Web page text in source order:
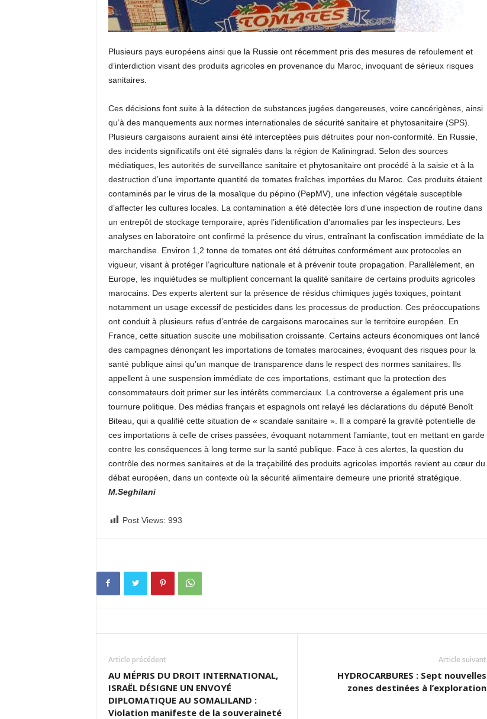
Plusieurs pays européens ainsi que la Russie ont récemment pris des mesures de refoulement et
d’interdiction visant des produits agricoles en provenance du Maroc, invoquant de sérieux risques
sanitaires.
Ces décisions font suite à la détection de substances jugées dangereuses, voire cancérigènes, ainsi
qu’à des manquements aux normes internationales de sécurité sanitaire et phytosanitaire (SPS).
Plusieurs cargaisons auraient ainsi été interceptées puis détruites pour non-conformité. En Russie,
des incidents significatifs ont été signalés dans la région de Kaliningrad. Selon des sources
médiatiques, les autorités de surveillance sanitaire et phytosanitaire ont procédé à la saisie et à la
destruction d’une importante quantité de tomates fraîches importées du Maroc. Ces produits étaient
contaminés par le virus de la mosaïque du pépino (PepMV), une infection végétale susceptible
d’affecter les cultures locales. La contamination a été détectée lors d’une inspection de routine dans
un entrepôt de stockage temporaire, après l’identification d’anomalies par les inspecteurs. Les
analyses en laboratoire ont confirmé la présence du virus, entraînant la confiscation immédiate de la
marchandise. Environ 1,2 tonne de tomates ont été détruites conformément aux protocoles en
vigueur, visant à protéger l’agriculture nationale et à prévenir toute propagation. Parallèlement, en
Europe, les inquiétudes se multiplient concernant la qualité sanitaire de certains produits agricoles
marocains. Des experts alertent sur la présence de résidus chimiques jugés toxiques, pointant
notamment un usage excessif de pesticides dans les processus de production. Ces préoccupations
ont conduit à plusieurs refus d’entrée de cargaisons marocaines sur le territoire européen. En
France, cette situation suscite une mobilisation croissante. Certains acteurs économiques ont lancé
des campagnes dénonçant les importations de tomates marocaines, évoquant des risques pour la
santé publique ainsi qu’un manque de transparence dans le respect des normes sanitaires. Ils
appellent à une suspension immédiate de ces importations, estimant que la protection des
consommateurs doit primer sur les intérêts commerciaux. La controverse a également pris une
tournure politique. Des médias français et espagnols ont relayé les déclarations du député Benoît
Biteau, qui a qualifié cette situation de « scandale sanitaire ». Il a comparé la gravité potentielle de
ces importations à celle de crises passées, évoquant notamment l’amiante, tout en mettant en garde
contre les conséquences à long terme sur la santé publique. Face à ces alertes, la question du
contrôle des normes sanitaires et de la traçabilité des produits agricoles importés revient au cœur du
débat européen, dans un contexte où la sécurité alimentaire demeure une priorité stratégique.
M.Seghilani
Post Views: 993
Article précédent
AU MÉPRIS DU DROIT INTERNATIONAL,
ISRAËL DÉSIGNE UN ENVOYÉ
DIPLOMATIQUE AU SOMALILAND :
Violation manifeste de la souveraineté
Article suivant
HYDROCARBURES : Sept nouvelles
zones destinées à l’exploration